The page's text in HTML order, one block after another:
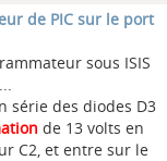
de PIC sur le port
sous ISIS
...
série des diodes D3
de 13 volts en
C2, et entre sur le